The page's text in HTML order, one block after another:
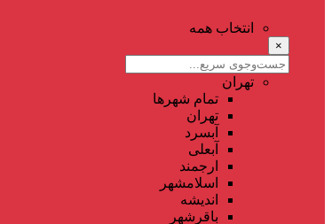
انتخاب همه
×
تهران
تمام شهر‌ها
تهران
آبسرد
آبعلی
ارجمند
اسلامشهر
اندیشه
باقرشهر